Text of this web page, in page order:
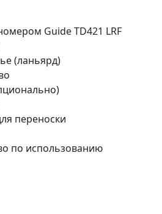
Guide TD421 LRF
(ланьярд)
переноски
по использованию